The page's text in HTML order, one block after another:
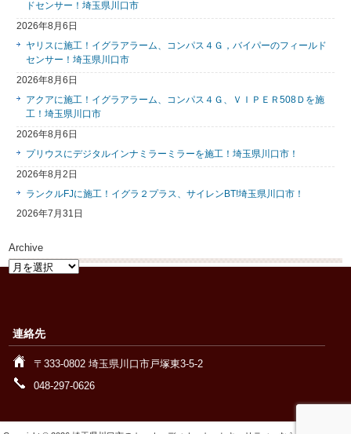
ドセンサー！埼玉県川口市
2026年8月6日
ヤリスに施工！イグラアラーム、コンパス４Ｇ，バイパーのフィールド
センサー！埼玉県川口市
2026年8月6日
アクアに施工！イグラアラーム、コンパス４Ｇ、ＶＩＰＥＲ508Ｄを施
工！埼玉県川口市
2026年8月6日
プリウスにデジタルインナミラーミラーを施工！埼玉県川口市！
2026年8月2日
ランクルFJに施工！イグラ２プラス、サイレンBT!埼玉県川口市！
2026年7月31日
Archive
Archive
連絡先
〒333-0802 埼玉県川口市戸塚東3-5-2
048-297-0626